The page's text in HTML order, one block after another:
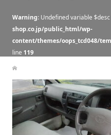
Warning: Undefined variable
shop.co.jp/public_html/wp-
content/themes/oops_tcd048/
line 119